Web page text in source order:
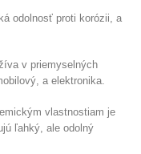
odolnosť proti korózii, a
v priemyselných
a elektronika.
vlastnostiam je
ľahký, ale odolný